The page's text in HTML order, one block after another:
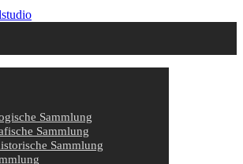
Sammlung
Sammlung
Sammlung